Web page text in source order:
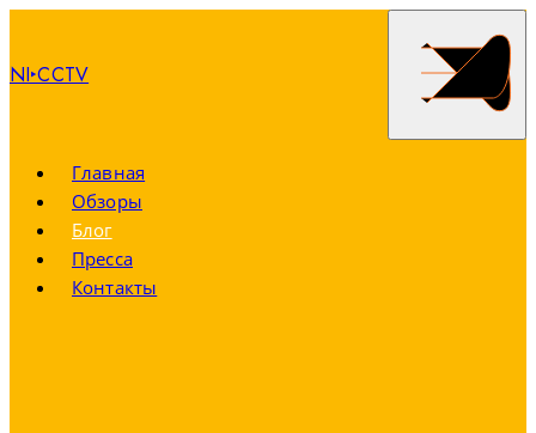
NI‣CCTV
Главная
Обзоры
Блог
Пресса
Контакты